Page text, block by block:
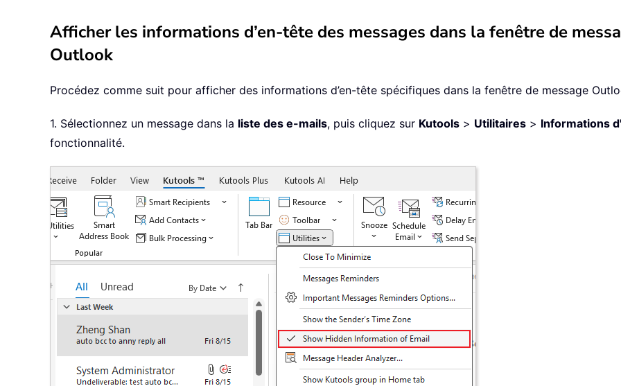
Afficher les informations d’en-tête des messages dans la fenêtre de
Outlook
Procédez comme suit pour afficher des informations d’en-tête spécifiques dans la fenêtre de message
1. Sélectionnez un message dans la liste des e-mails, puis cliquez sur Kutools > Utilitaires > Informations
fonctionnalité.